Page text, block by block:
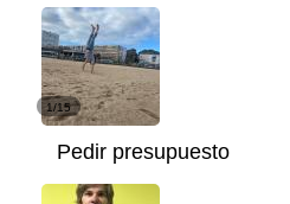
1/15
Pedir presupuesto